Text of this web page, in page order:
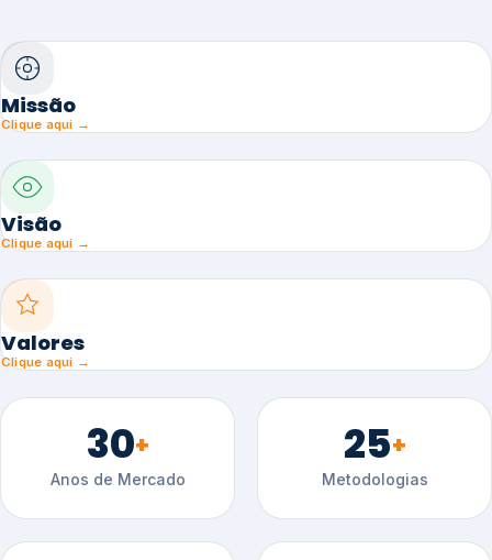
Missão
Clique aqui →
Visão
Clique aqui →
Valores
Clique aqui →
30+
Anos de Mercado
25+
Metodologias